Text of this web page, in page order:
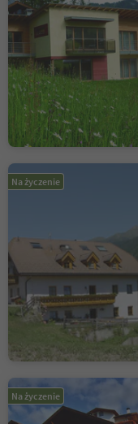
Na życzenie
Na życzenie